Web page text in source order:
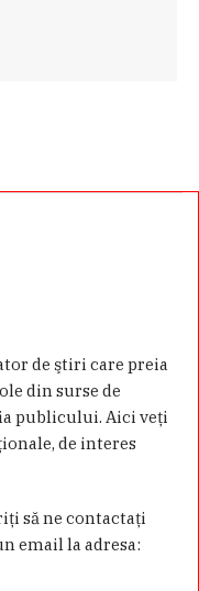
de ştiri care preia
din surse de
publicului. Aici veţi
de interes
să ne contactaţi
email la adresa: